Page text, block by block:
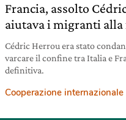
Francia, assolto
aiutava i migranti
Cédric Herrou era stato
varcare il confine tra Italia e
definitiva.
Cooperazione internazionale